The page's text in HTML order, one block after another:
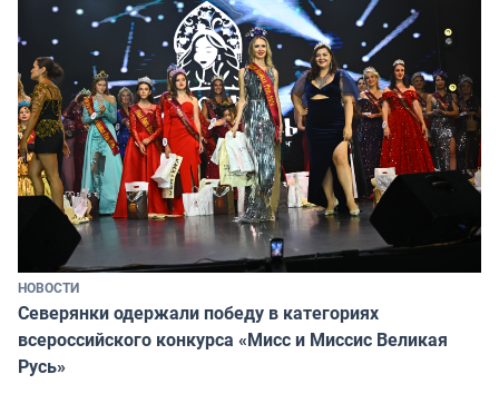
НОВОСТИ
Северянки одержали победу в категориях
всероссийского конкурса «Мисс и Миссис Великая
Русь»